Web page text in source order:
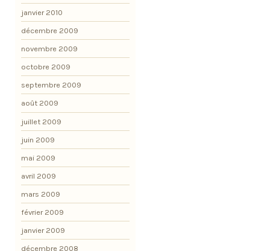
janvier 2010
décembre 2009
novembre 2009
octobre 2009
septembre 2009
août 2009
juillet 2009
juin 2009
mai 2009
avril 2009
mars 2009
février 2009
janvier 2009
décembre 2008